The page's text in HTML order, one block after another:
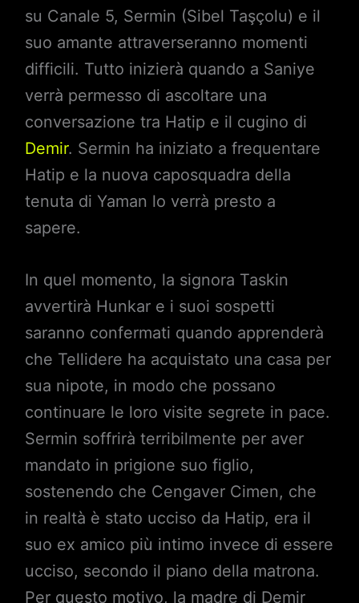
su Canale 5, Sermin (Sibel Taşçolu) e il
suo amante attraverseranno momenti
difficili. Tutto inizierà quando a Saniye
verrà permesso di ascoltare una
conversazione tra Hatip e il cugino di
Demir. Sermin ha iniziato a frequentare
Hatip e la nuova caposquadra della
tenuta di Yaman lo verrà presto a
sapere.
In quel momento, la signora Taskin
avvertirà Hunkar e i suoi sospetti
saranno confermati quando apprenderà
che Tellidere ha acquistato una casa per
sua nipote, in modo che possano
continuare le loro visite segrete in pace.
Sermin soffrirà terribilmente per aver
mandato in prigione suo figlio,
sostenendo che Cengaver Cimen, che
in realtà è stato ucciso da Hatip, era il
suo ex amico più intimo invece di essere
ucciso, secondo il piano della matrona.
Per questo motivo, la madre di Demir